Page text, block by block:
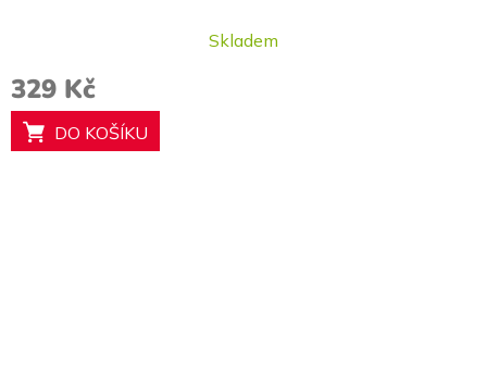
Skladem
329 Kč
DO KOŠÍKU